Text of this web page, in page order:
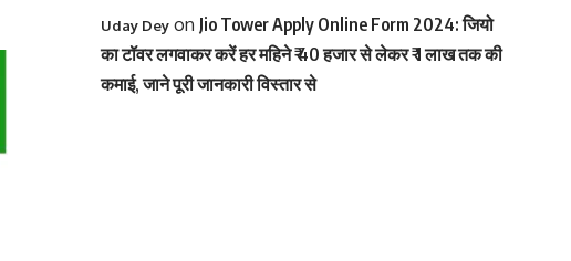
Uday Deyon Jio Tower Apply Online Form 2024: जियो
का टॉवर लगवाकर करें हर महिने ₹ 40 हजार से लेकर ₹ 1 लाख तक की
कमाई, जाने पूरी जानकारी विस्तार से